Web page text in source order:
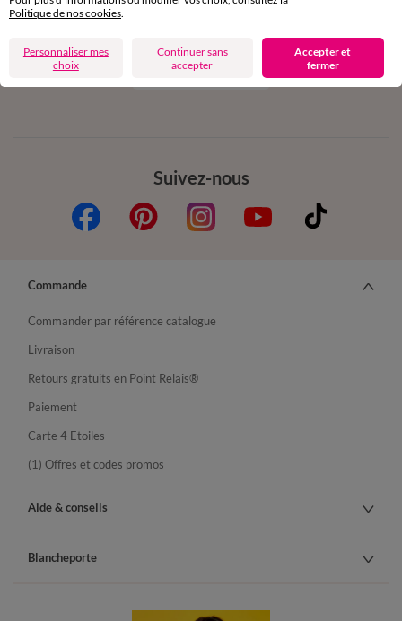
Suivez-nous
Depuis votre iPhone
Commande
Commander par référence catalogue
Livraison
Retours gratuits en Point Relais®
Paiement
Carte 4 Etoiles
(1) Offres et codes promos
Aide & conseils
Blancheporte
Politique de nos cookies.
Personnaliser mes
choix
Continuer sans
accepter
Accepter et
fermer